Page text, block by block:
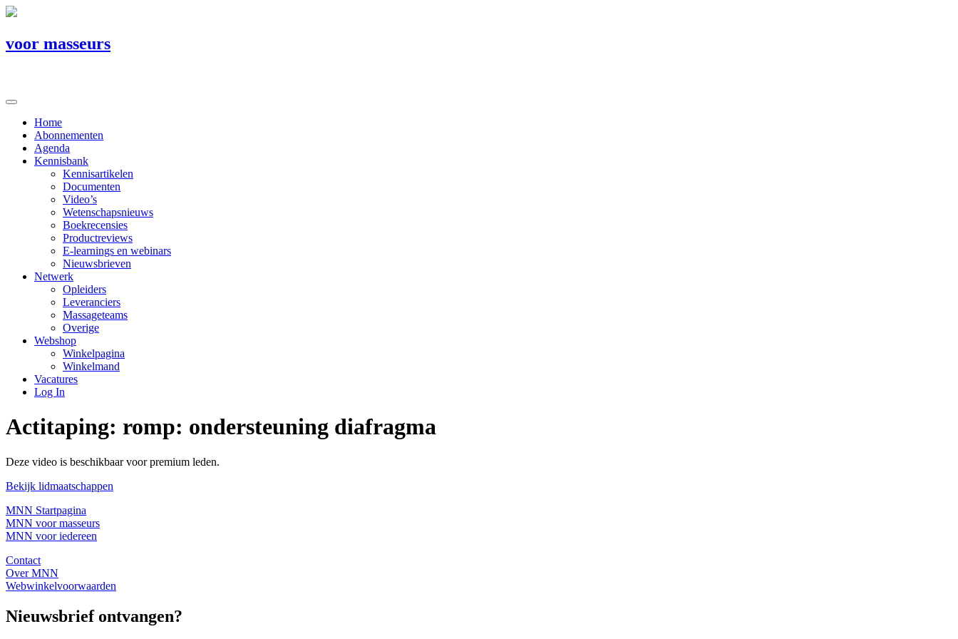
voor masseurs
Home
Abonnementen
Agenda
Kennisbank
Kennisartikelen
Documenten
Video’s
Wetenschapsnieuws
Boekrecensies
Productreviews
E-learnings en webinars
Nieuwsbrieven
Netwerk
Opleiders
Leveranciers
Massageteams
Overige
Webshop
Winkelpagina
Winkelmand
Vacatures
Log In
Actitaping: romp: ondersteuning diafragma
Deze video is beschikbaar voor premium leden.
Bekijk lidmaatschappen
MNN Startpagina
MNN voor masseurs
MNN voor iedereen
Contact
Over MNN
Webwinkelvoorwaarden
Nieuwsbrief ontvangen?